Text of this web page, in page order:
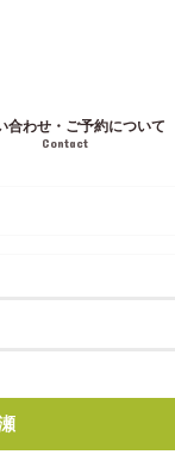
合わせ・ご予約について
Contact